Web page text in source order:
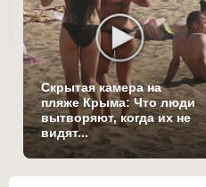
Скрытая камера на
пляже Крыма: Что люди
вытворяют, когда их не
видят...